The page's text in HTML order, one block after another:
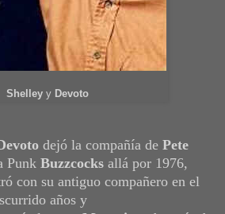
Shelley y Devoto
dejó la compañía de Pete
Punk Buzzcocks allá por 1976,
con su antiguo compañero en el
años y